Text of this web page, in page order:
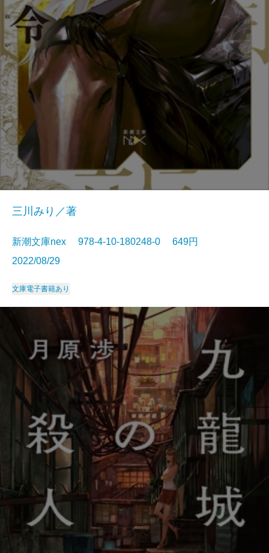
三川みり／著
新潮文庫nex 978-4-10-180248-0 649円
2022/08/29
文庫電子書籍あり